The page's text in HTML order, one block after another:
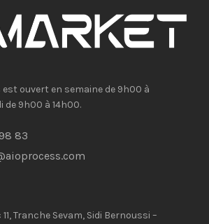
est ouvert en semaine de 9h00 à
de 9h00 à 14h00.
83
Tranche Sevam, Sidi Bernoussi –